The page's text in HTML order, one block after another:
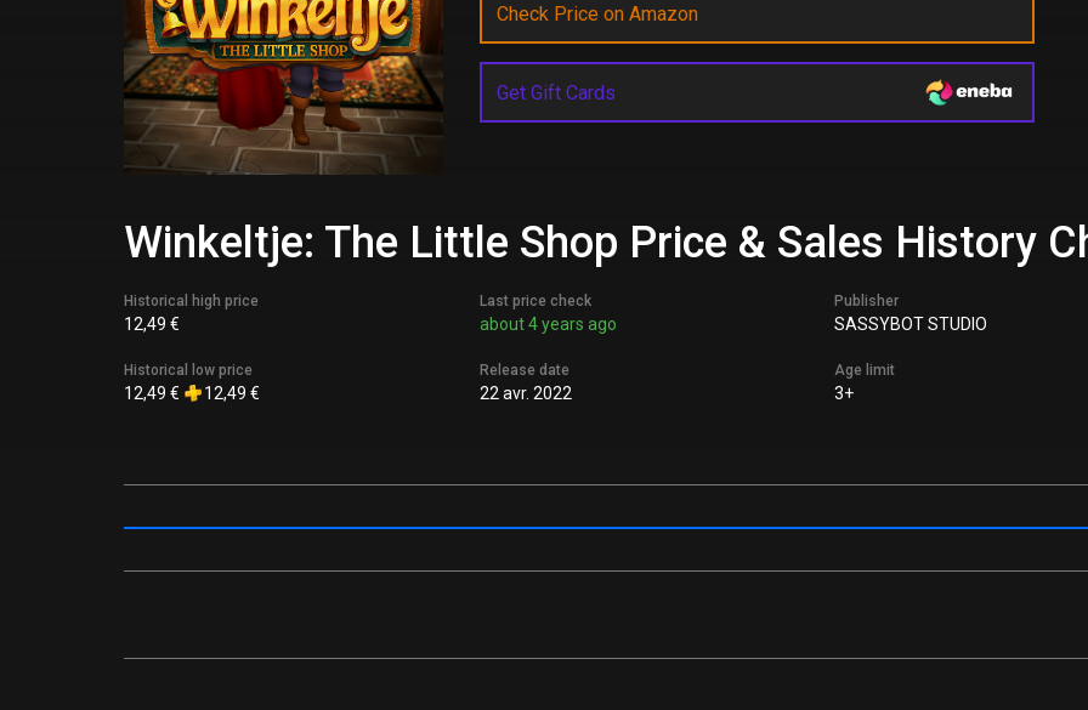
Check Price on Amazon
Get Gift Cards
Winkeltje: The Little Shop Price & Sales History
Historical high price
12,49 €
Historical low price
12,49 € 12,49 €
Last price check
about 4 years ago
Release date
22 avr. 2022
Publisher
SASSYBOT STUDIO
Age limit
3+